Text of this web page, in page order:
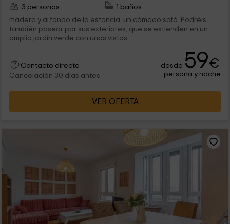
3 personas
1 baños
madera y al fondo de la estancia, un cómodo sofá. Podréis
también pasear por sus exteriores, que se extienden en un
amplio jardín verde con unas vistas...
Contacto directo
Cancelación 30 días antes
desde 59€
persona y noche
VER OFERTA